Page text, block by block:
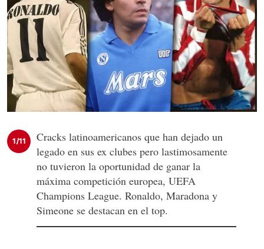
1/11
Cracks latinoamericanos que han dejado un
legado en sus ex clubes pero lastimosamente
no tuvieron la oportunidad de ganar la
máxima competición europea, UEFA
Champions League. Ronaldo, Maradona y
Simeone se destacan en el top.